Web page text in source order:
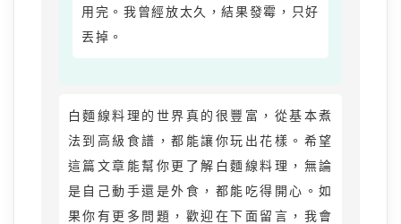
用完。我曾經放太久，結果發霉，只好
丟掉。
白麵線料理的世界真的很豐富，從基本煮
法到高級食譜，都能讓你玩出花樣。希望
這篇文章能幫你更了解白麵線料理，無論
是自己動手還是外食，都能吃得開心。如
果你有更多問題，歡迎在下面留言，我會